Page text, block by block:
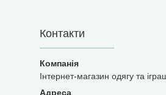
Контакти
Інтернет-магазин одягу та